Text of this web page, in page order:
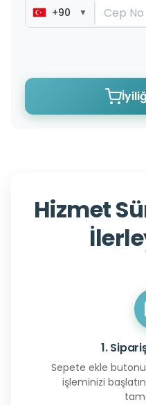
+90 ▼
Hizmet
1.
Sepete ekle
işleminizi